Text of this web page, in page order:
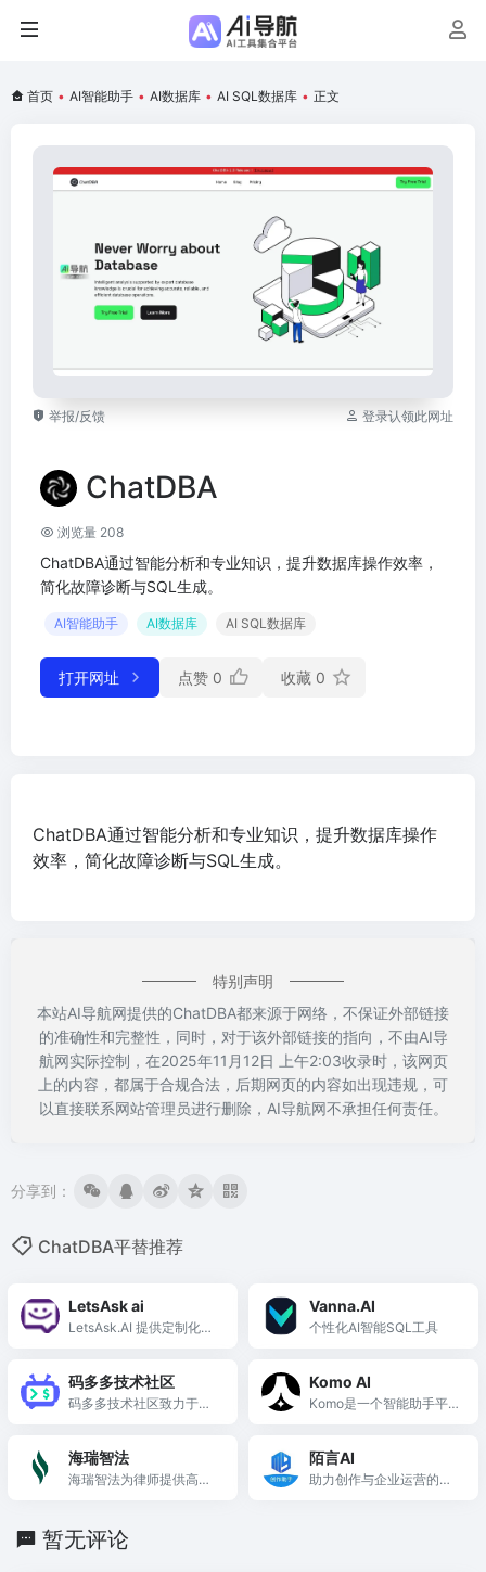
首页 • AI智能助手 • AI数据库 • AI SQL数据库 • 正文
举报/反馈 登录认领此网址
ChatDBA
浏览量 208
ChatDBA通过智能分析和专业知识，提升数据库操作效率，
简化故障诊断与SQL生成。
AI智能助手 AI数据库 AI SQL数据库
打开网址 点赞 0 收藏 0
ChatDBA通过智能分析和专业知识，提升数据库操作
效率，简化故障诊断与SQL生成。
特别声明
本站AI导航网提供的ChatDBA都来源于网络，不保证外部链接
的准确性和完整性，同时，对于该外部链接的指向，不由AI导
航网实际控制，在2025年11月12日 上午2:03收录时，该网页
上的内容，都属于合规合法，后期网页的内容如出现违规，可
以直接联系网站管理员进行删除，AI导航网不承担任何责任。
分享到：
ChatDBA平替推荐
LetsAsk ai
LetsAsk.AI 提供定制化的
转化率。
Vanna.AI
个性化AI智能SQL工具
码多多技术社区
码多多技术社区致力于为
效率提升。
Komo AI
Komo是一个智能助手平
海瑞智法
海瑞智法为律师提供高效
陌言AI
助力创作与企业运营的尖
暂无评论